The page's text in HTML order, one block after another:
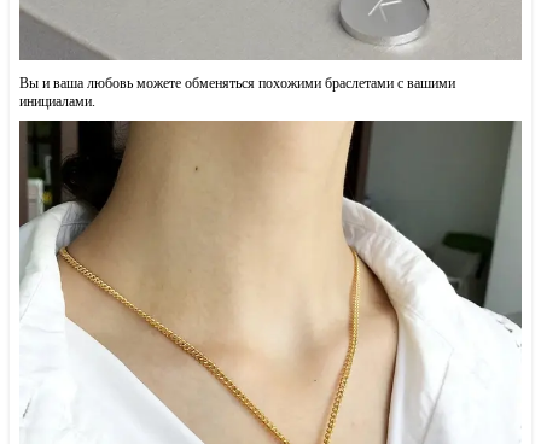
Вы и ваша любовь можете обменяться похожими браслетами с вашими
инициалами.